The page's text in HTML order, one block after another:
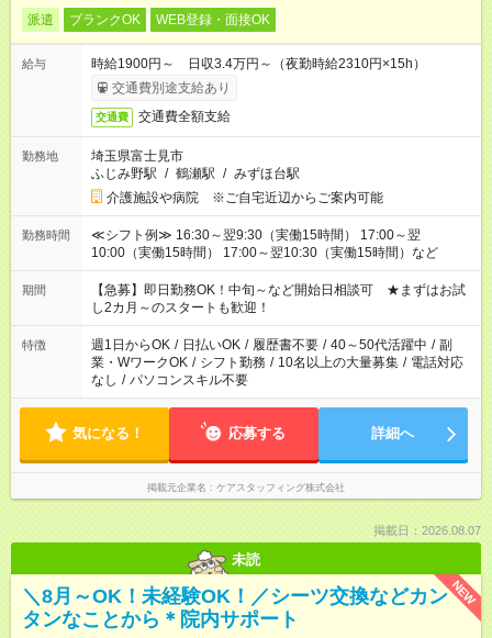
派遣 ブランクOK WEB登録・面接OK
給与
時給1900円～ 日収3.4万円～（夜勤時給2310円×15h）
交通費別途支給あり
交通費 交通費全額支給
勤務地
埼玉県富士見市
ふじみ野駅 / 鶴瀬駅 / みずほ台駅
介護施設や病院 ※ご自宅近辺からご案内可能
勤務時間
≪シフト例≫ 16:30～翌9:30（実働15時間） 17:00～翌
10:00（実働15時間） 17:00～翌10:30（実働15時間）など
期間
【急募】即日勤務OK！中旬～など開始日相談可 ★まずはお試
し2カ月～のスタートも歓迎！
特徴 週1日からOK / 日払いOK / 履歴書不要 / 40～50代活躍中 / 副
業・WワークOK / シフト勤務 / 10名以上の大量募集 / 電話対応
なし / パソコンスキル不要
気になる！ 応募する 詳細へ
掲載元企業名 ケアスタッフィング株式会社
掲載日：2026.08.07
未読
NEW
＼8月～OK！未経験OK！／シーツ交換などカン
タンなことから＊院内サポート